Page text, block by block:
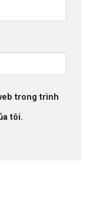
trong trình
tôi.